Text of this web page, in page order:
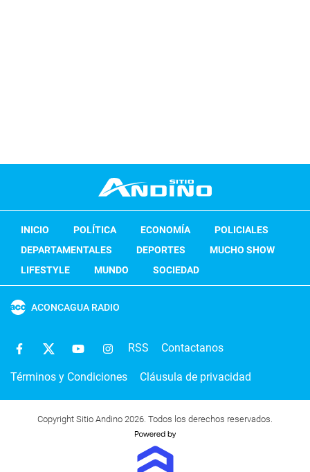
INICIO POLÍTICA ECONOMÍA
POLICIALES
DEPARTAMENTALES
DEPORTES
MUCHO SHOW
LIFESTYLE
MUNDO SOCIEDAD
ACONCAGUA RADIO
RSS Contactanos
Términos y Condiciones Cláusula de privacidad
Copyright Sitio Andino 2026. Todos los derechos reservados.